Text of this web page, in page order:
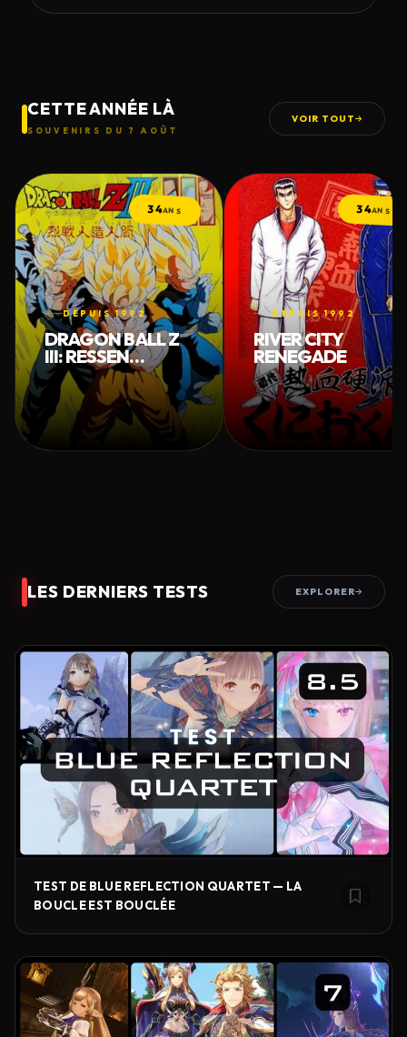
CETTE ANNÉE LÀ
SOUVENIRS DU 7 AOÛT
VOIR TOUT
34ANS
DEPUIS 1992
DRAGON BALL Z
III: RESSEN
JINZOU NINGEN
34ANS
DEPUIS 1992
RIVER CITY
RENEGADE
LES DERNIERS TESTS EXPLORER
TEST DE BLUE REFLECTION QUARTET — LA
BOUCLE EST BOUCLÉE